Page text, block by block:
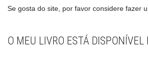
Se gosta do site, por favor considere fazer
O MEU LIVRO ESTÁ